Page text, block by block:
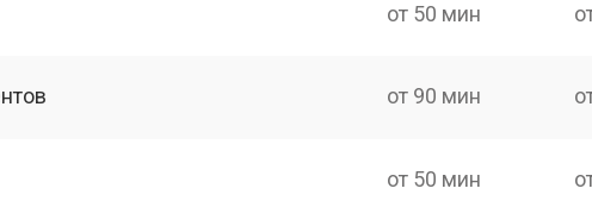
от 50 мин
от 90 мин
от 50 мин